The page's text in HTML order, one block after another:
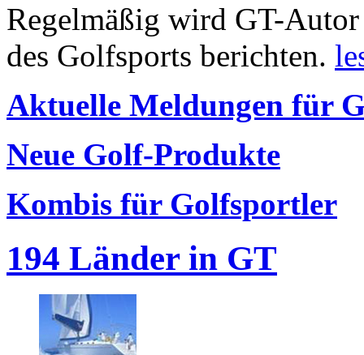
Regelmäßig wird GT-
des Golfsports berichten.
Aktuelle Meldungen für
Neue Golf-Produkte
Kombis für Golfsportler
194 Länder in GT